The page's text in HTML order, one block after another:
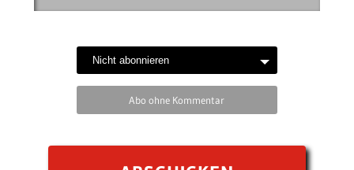
Abo ohne Kommentar